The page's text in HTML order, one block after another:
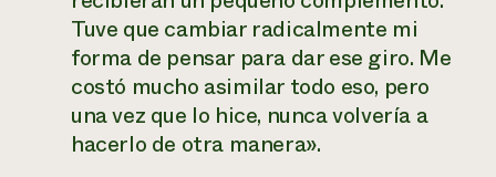
un
Tuve que cambiar radicalmente mi
forma de pensar para dar ese giro. Me
costó mucho asimilar todo eso, pero
una vez que lo hice, nunca volvería a
hacerlo de otra manera».